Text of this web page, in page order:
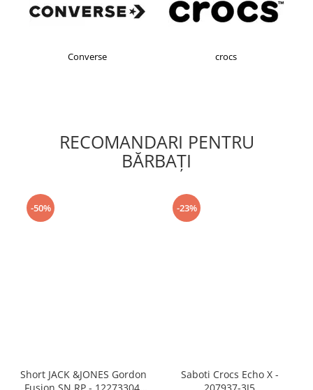
Converse crocs
RECOMANDARI PENTRU
BĂRBAŢI
-50%
Short JACK &JONES Gordon
-23%
Saboti Crocs Echo X -